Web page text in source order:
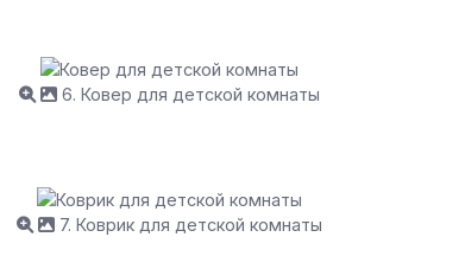
6. Ковер для детской комнаты
7. Коврик для детской комнаты